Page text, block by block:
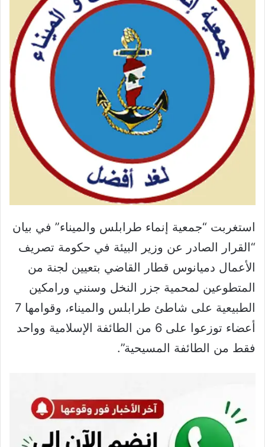
استغربت “جمعية إنماء طرابلس والميناء” في بيان
“القرار الصادر عن وزير البيئة في حكومة تصريف
الأعمال دميانوس قطار القاضي بتعيين لجنة من
المتطوعين لمحمية جزر النخل وسنني ورامكين
الطبيعية على شاطئ طرابلس والميناء، وقوامها 7
أعضاء توزعوا على 6 من الطائفة الإسلامية وواحد
فقط من الطائفة المسيحية”.